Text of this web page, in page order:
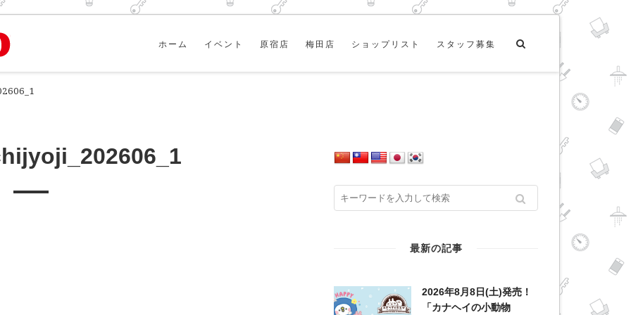
ホーム イベント 原宿店 梅田店 ショップリスト スタッフ募集
最新の記事
2026年8月8日(土)発売！
「カナヘイの小動物